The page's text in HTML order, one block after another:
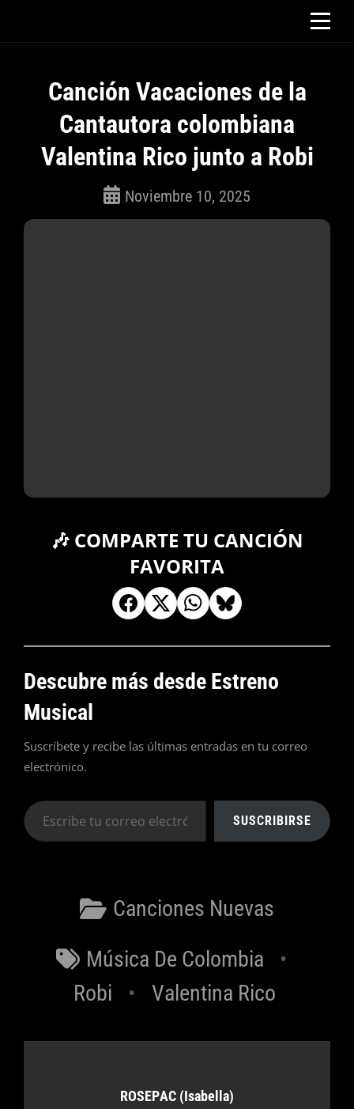
Canción Vacaciones de la
Cantautora colombiana
Valentina Rico junto a Robi
Noviembre 10, 2025
🎶 COMPARTE TU CANCIÓN
FAVORITA
Descubre más desde Estreno
Musical
Suscríbete y recibe las últimas entradas en tu correo
electrónico.
Escribe
tu
SUSCRIBIRSE
Categorías
Canciones Nuevas
Etiquetas
Música De Colombia
Robi
Valentina Rico
Autor:
ROSEPAC (Isabella)